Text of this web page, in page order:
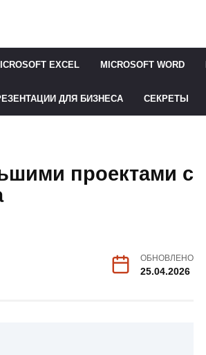
EXCEL MICROSOFT WORD
ДЛЯ БИЗНЕСА СЕКРЕТЫ
проектами с
ОБНОВЛЕНО
25.04.2026